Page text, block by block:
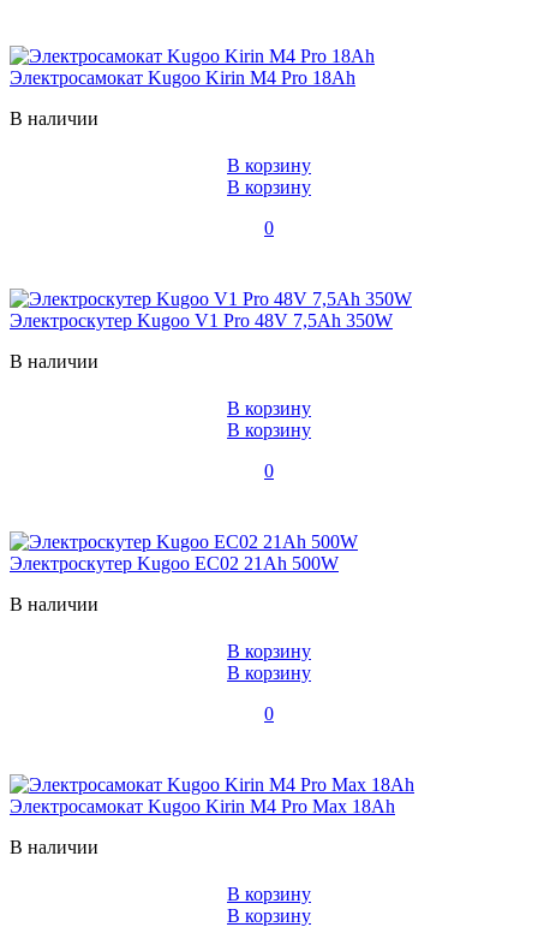
Электросамокат Kugoo Kirin M4 Pro 18Ah
В наличии
В корзину
В корзину
0
Электроскутер Kugoo V1 Pro 48V 7,5Ah 350W
В наличии
В корзину
В корзину
0
Электроскутер Kugoo EC02 21Ah 500W
В наличии
В корзину
В корзину
0
Электросамокат Kugoo Kirin M4 Pro Max 18Ah
В наличии
В корзину
В корзину